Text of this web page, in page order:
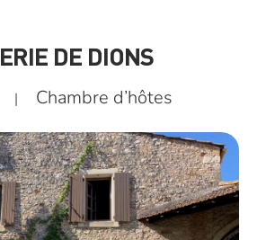
DE DIONS
| Chambre d’hôtes